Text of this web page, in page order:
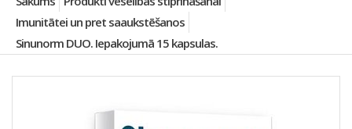
e
n
v
v
Imunitātei un pret saaukstēšanos
Sinunorm DUO. Iepakojumā 15 kapsulas.